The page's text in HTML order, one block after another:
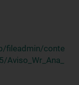
fileadmin/conte